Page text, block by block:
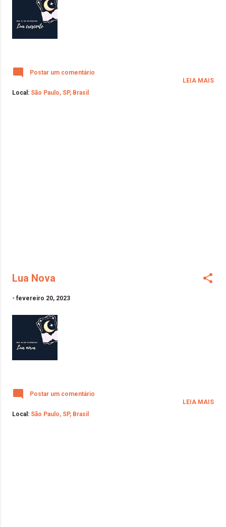
Postar um comentário
Local: São Paulo, SP, Brasil
LEIA MAIS
Lua Nova
- fevereiro 20, 2023
Postar um comentário
Local: São Paulo, SP, Brasil
LEIA MAIS